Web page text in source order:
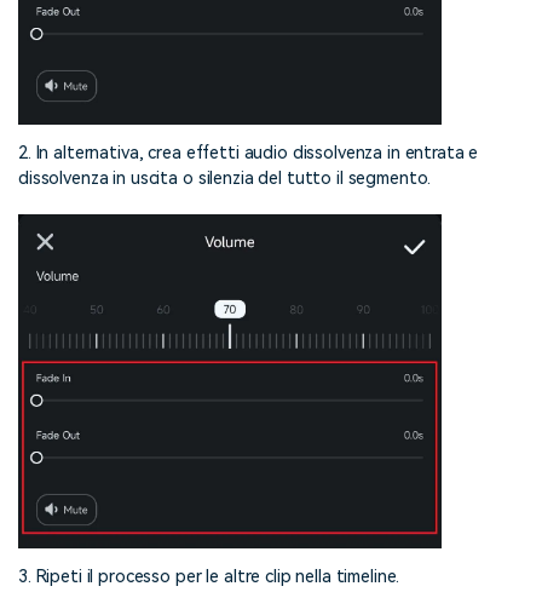
2. In alternativa, crea effetti audio dissolvenza in entrata e
dissolvenza in uscita o silenzia del tutto il segmento.
3. Ripeti il processo per le altre clip nella timeline.